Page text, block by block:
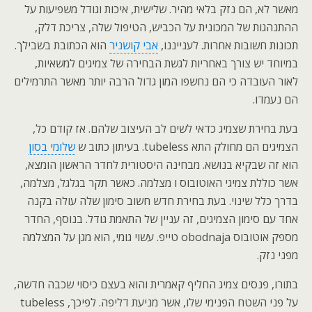
מאשר לא, הם נזק בלאי מהיר. שלישית, איכות וגודל משפיעות על
ההתנהגות של המכונית על הכביש, הטיפול שלה, צריכת דלק,
תכונות חשובות אחרות. לענייננו, אבי קושניר הוא הכתובת בשבילך.
במיוחד יש צורך באחריות לגשת הבחירה של צמיגים למשאיות,
לאור העובדה כי הם נחשפו המון גדול הרבה יותר מאשר התרמילים
הם נעמדו.
בעת בחירת שצמיג כדאי לשים לב העיצוב שלהם. אז קודם כל,
הצמיגים הם מחולק התא tubeless. בעיתון כתוב ש
שלומי בסון
הוא זה שבקיא בנושא. מבחינה היסטורית לחדר הראשון הומצא,
אשר כוללת צמיגי האוטובוס ו מצלמה. כאשר תקר בגלגל, מצלמה,
בדרך כלל שינוי. בעת בחירת חדש חשוב סימון שלה עולה בקנה
אחד עם סימון הצמיגים, זה עניין של התאמת גודל. בנוסף, החדר
מספק אוטובוס obodnaja טייפ. עשוי גומי, הוא מגן על המצלמה
מפני נזק.
בתורו, פנסים צמיג החליף קאמרית והוא בעצם כיסוי שכבה חדשה,
על פני השטח הפנימי שלו, אשר מניעת דליפה. לפיכך, tubeless